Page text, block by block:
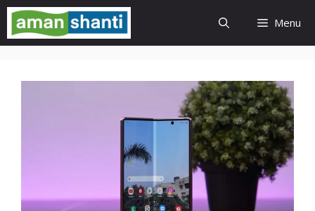
Skip
content
Menu